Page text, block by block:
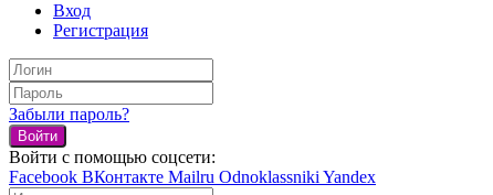
Вход
Регистрация
Забыли пароль?
Войти
Войти с помощью соцсети:
Facebook ВКонтакте Mailru OdnoklassnikiYandex